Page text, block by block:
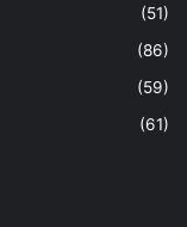
(51)
(86)
(59)
(61)